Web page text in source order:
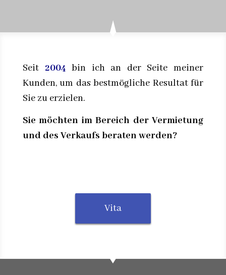
Seit 2004 bin ich an der Seite meiner
Kunden, um das bestmögliche Resultat für
Sie zu erzielen.
Sie möchten im Bereich der Vermietung
und des Verkaufs beraten werden?
Vita